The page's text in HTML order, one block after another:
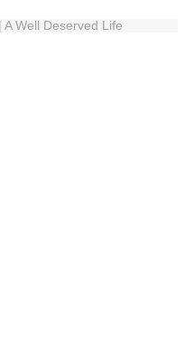
| A Well Deserved Life